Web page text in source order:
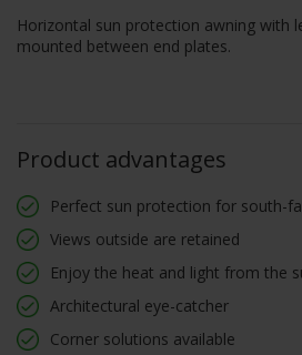
Horizontal sun protection awning with
mounted between end plates.
Product advantages
Perfect sun protection for south-
Views outside are retained
Enjoy the heat and light from the
Architectural eye-catcher
Corner solutions available